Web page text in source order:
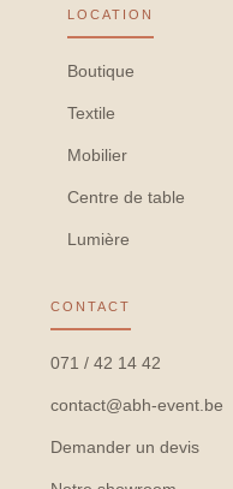
LOCATION
Boutique
Textile
Mobilier
Centre de table
Lumière
CONTACT
071 / 42 14 42
contact@abh-event.be
Demander un devis